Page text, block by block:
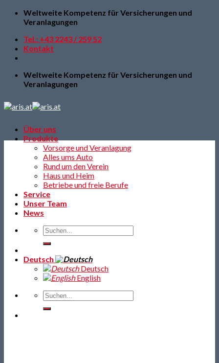
Skip
Weltweite Kompetenz für Versicherungen und
Veranlagungen
Tel.: +43 2243 / 259 52
Kontakt
Weltweite Kompetenz für Versicherungen und
Veranlagungen
Über uns
Produkte
Vorsorge und Veranlagung
Alles ums Auto
Rund um den Verein
Haus und Heim
Betriebe und freie Berufe
Service
Unser Team
News
Deutsch
Deutsch
English